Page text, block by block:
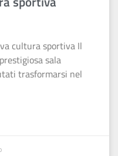
cultura sportiva Il
sala
trasformarsi nel